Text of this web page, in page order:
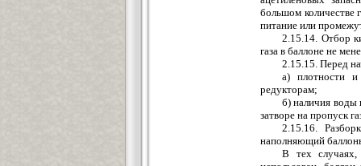
большом количестве
питание или
2.15.14. Отбор
газа в баллоне не
2.15.15. Перед
а) плотности и
редукторам;
б) наличия воды
затворе на пропуск
2.15.16.
наполняющий
В тех случаях,